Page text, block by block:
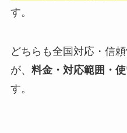
す。
どちらも全国対応・信
が、 料金・対応範囲・
す。